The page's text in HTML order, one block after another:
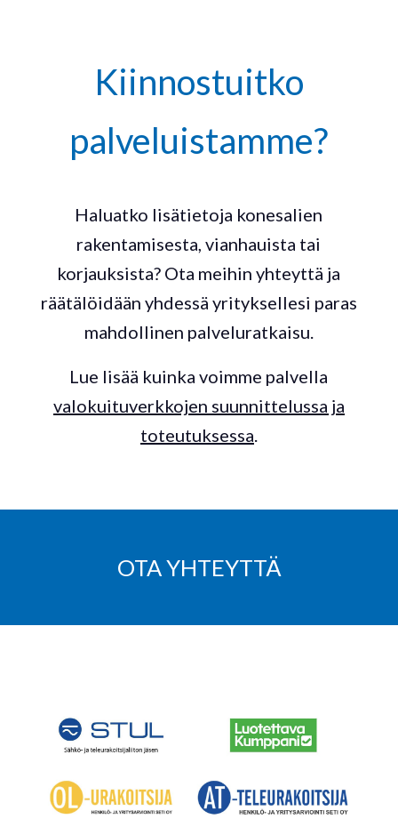
Kiinnostuitko
palveluistamme?
Haluatko lisätietoja konesalien
rakentamisesta, vianhauista tai
korjauksista? Ota meihin yhteyttä ja
räätälöidään yhdessä yrityksellesi paras
mahdollinen palveluratkaisu.
Lue lisää kuinka voimme palvella
valokuituverkkojen suunnittelussa ja
toteutuksessa.
OTA YHTEYTTÄ